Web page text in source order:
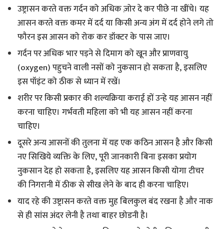
उष्ट्रासन करते वक्त गर्दन को अधिक ज़ोर दे कर पीछे ना खींचे। यह
आसन करते वक्त कमर में दर्द या किसी अन्य अंग में दर्द होने लगे तो
फौरन इस आसन को रोक कर डॉक्टर के पास जाए।
गर्दन पर अधिक भार पड़ने से दिमाग को खून और प्राणवायु
(oxygen) पहुचने वाली नसों को नुकसान हो सकता है, इसलिए
इस पॉइंट को ठीक से ध्यान में रखें।
शरीर पर किसी प्रकार की शल्यक्रिया कराई हों उन्हे यह आसन नहीं
करना चाहिए। गर्भवती महिला को भी यह आसन नहीं करना
चाहिए।
दूसरे अन्य आसनों की तुलना में यह एक कठिन आसन है और किसी
नए सिखिये व्यक्ति के लिए, पूरी जानकारी बिना इसका प्रयोग
नुकसान देह हो सकता है, इसलिए यह आसन किसी योगा टीचर
की निगरानी में ठीक से सीख लेने के बाद ही करना चाहिए।
याद रहे की उष्ट्रासन करते वक्त मुह बिलकुल बंद रखना है और नाक
से ही सांस अंदर लेनी है तथा बाहर छोडनी है।